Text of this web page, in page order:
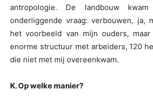
antropologie. De landbouw
onderliggende vraag: verbouwen, ja,
het voorbeeld van mijn ouders,
enorme structuur met arbeiders, 120
die niet met mij overeenkwam.
K. Op welke manier?